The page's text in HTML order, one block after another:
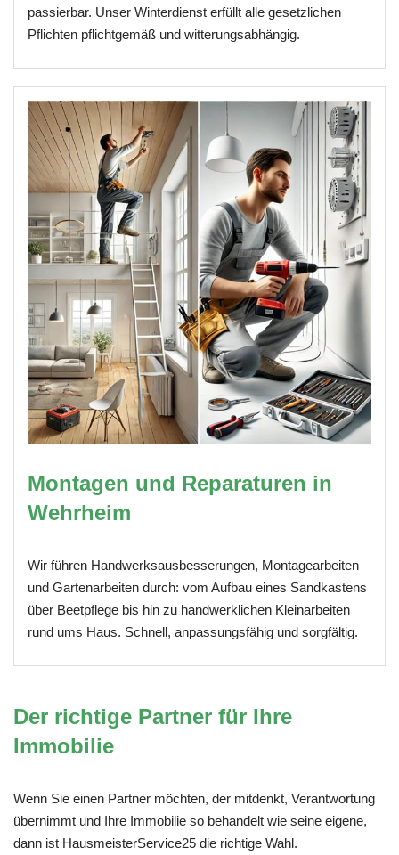
passierbar. Unser Winterdienst erfüllt alle gesetzlichen
Pflichten pflichtgemäß und witterungsabhängig.
Montagen und Reparaturen in
Wehrheim
Wir führen Handwerksausbesserungen, Montagearbeiten
und Gartenarbeiten durch: vom Aufbau eines Sandkastens
über Beetpflege bis hin zu handwerklichen Kleinarbeiten
rund ums Haus. Schnell, anpassungsfähig und sorgfältig.
Der richtige Partner für Ihre
Immobilie
Wenn Sie einen Partner möchten, der mitdenkt, Verantwortung
übernimmt und Ihre Immobilie so behandelt wie seine eigene,
dann ist HausmeisterService25 die richtige Wahl.